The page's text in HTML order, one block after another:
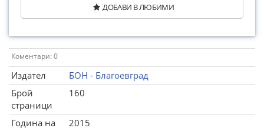
ДОБАВИ В ЛЮБИМИ
Коментари: 0
Издател
БОН - Благоевград
Брой
страници
160
Година на
2015